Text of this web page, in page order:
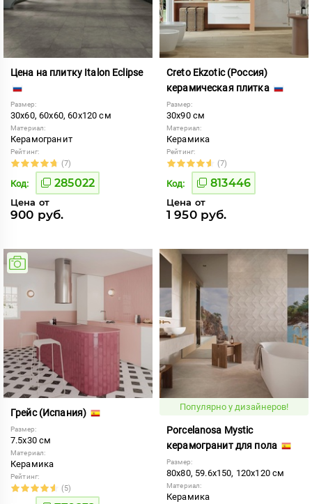
Цена на плитку Italon Eclipse
Размер:
30x60, 60x60, 60x120 см
Материал:
Керамогранит
Рейтинг:
(7)
Код: 285022
Цена от
900 руб.
Creto Ekzotic (Россия)
керамическая плитка
Размер:
30x90 см
Материал:
Керамика
Рейтинг:
(7)
Код: 813446
Цена от
1 950 руб.
Грейс (Испания)
Размер:
7.5x30 см
Материал:
Керамика
Рейтинг:
(5)
Популярно у дизайнеров!
Porcelanosa Mystic
керамогранит для пола
Размер:
80x80, 59.6x150, 120x120 см
Материал:
Керамика